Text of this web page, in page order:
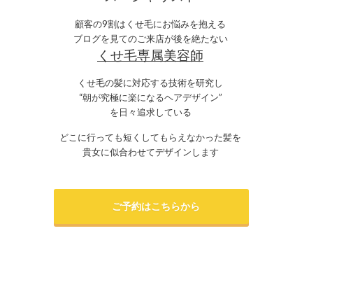
顧客の9割はくせ毛にお悩みを抱える
ブログを見てのご来店が後を絶たない
くせ毛専属美容師
くせ毛の髪に対応する技術を研究し
“朝が究極に楽になるヘアデザイン”
を日々追求している
どこに行っても短くしてもらえなかった髪を
貴女に似合わせてデザインします
ご予約はこちらから